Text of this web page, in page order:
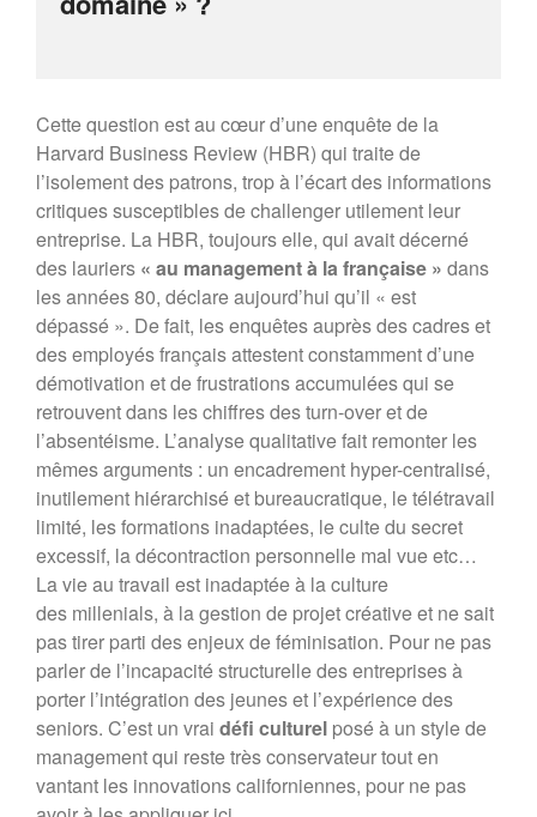
Forum 2019
Forum 2018
Forum 2017
Contact
Forum 2026
Forum MR21 2026
Dialogue MR21 – Stop au culte
de la performance dans
l’entreprise
Dialogue MR12 – La CS3D :
Force ou talon d’Achille des
entreprises européennes ?
Dialogues MR21 « Le spatial
au service du monde marin ? »
« Faut-il avoir peur de la
population mondiale ? »
Cette question est au cœur d’une enquête de la
Harvard Business Review (HBR) qui traite de
l’isolement des patrons, trop à l’écart des informations
critiques susceptibles de challenger utilement leur
entreprise. La HBR, toujours elle, qui avait décerné
des lauriers « au management à la française » dans
les années 80, déclare aujourd’hui qu’il « est
dépassé ». De fait, les enquêtes auprès des cadres et
des employés français attestent constamment d’une
démotivation et de frustrations accumulées qui se
retrouvent dans les chiffres des turn-over et de
l’absentéisme. L’analyse qualitative fait remonter les
mêmes arguments : un encadrement hyper-centralisé,
inutilement hiérarchisé et bureaucratique, le télétravail
limité, les formations inadaptées, le culte du secret
excessif, la décontraction personnelle mal vue etc…
La vie au travail est inadaptée à la culture
des millenials, à la gestion de projet créative et ne sait
pas tirer parti des enjeux de féminisation. Pour ne pas
parler de l’incapacité structurelle des entreprises à
porter l’intégration des jeunes et l’expérience des
seniors. C’est un vrai défi culturel posé à un style de
management qui reste très conservateur tout en
vantant les innovations californiennes, pour ne pas